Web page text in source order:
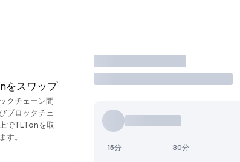
をスワップ
クチェーン間
ブロックチェ
でTLTonを取
す。
取引
15分 30分